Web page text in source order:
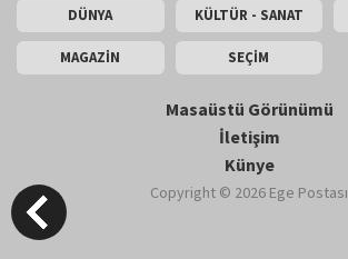
DÜNYA KÜLTÜR - SANAT
MAGAZİN SEÇİM
Masaüstü Görünümü
İletişim
Künye
Copyright © 2026 Ege Postası